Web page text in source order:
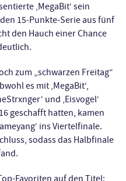
‚MegaBit‘ sein
15-Punkte-Serie aus fünf
den Hauch einer Chance
zum „schwarzen Freitag“
es mit ‚MegaBit‘,
und ‚Eisvogel‘
geschafft hatten, kamen
ins Viertelfinale.
sodass das Halbfinale
Favoriten auf den Titel: